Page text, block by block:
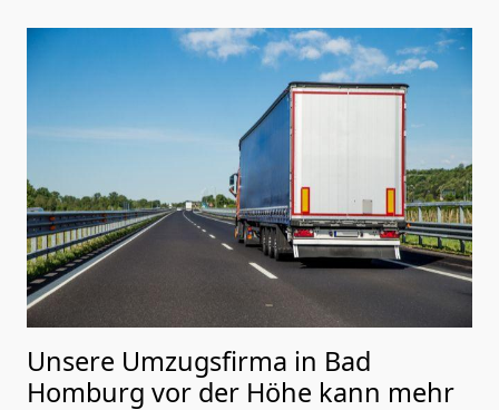
Unsere Umzugsfirma in Bad
Homburg vor der Höhe kann mehr